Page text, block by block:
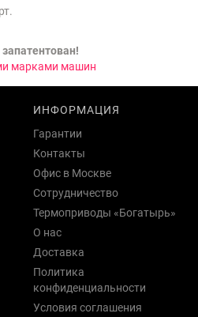
марками машин
ИНФОРМАЦИЯ
Гарантии
Контакты
Офис в Москве
Сотрудничество
Термоприводы «Богатырь»
О нас
Доставка
Политика
конфиденциальности
Условия соглашения